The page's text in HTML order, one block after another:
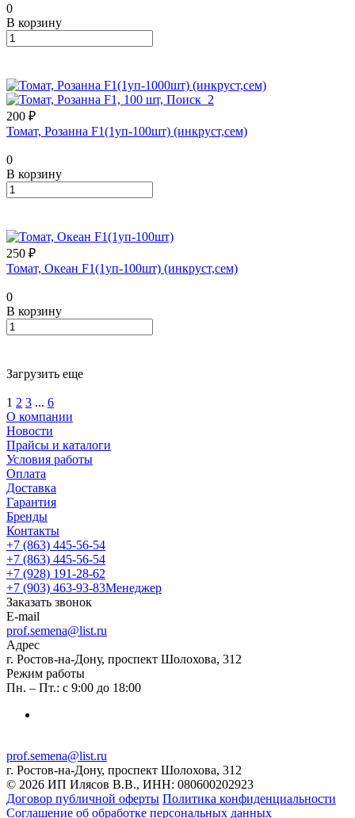
0
В корзину
200 ₽
Томат, Розанна F1(1уп-100шт) (инкруст,сем)
0
В корзину
250 ₽
Томат, Океан F1(1уп-100шт) (инкруст,сем)
0
В корзину
Загрузить еще
1 2 3 ... 6
О компании
Новости
Прайсы и каталоги
Условия работы
Оплата
Доставка
Гарантия
Бренды
Контакты
+7 (863) 445-56-54
+7 (863) 445-56-54
+7 (928) 191-28-62
+7 (903) 463-93-83Менеджер
Заказать звонок
E-mail
prof.semena@list.ru
Адрес
г. Ростов-на-Дону, проспект Шолохова, 312
Режим работы
Пн. – Пт.: с 9:00 до 18:00
prof.semena@list.ru
г. Ростов-на-Дону, проспект Шолохова, 312
© 2026 ИП Илясов В.В., ИНН: 080600202923
Договор публичной оферты Политика конфиденциальности
Соглашение об обработке персональных данных